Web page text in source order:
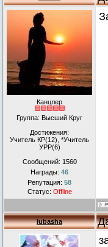
Канцлер
Группа: Высший Круг
Достижения:
Учитель КР(12), *Учитель
УРР(6)
Сообщений: 1560
Награды: 46
Репутация: 58
Статус: Offline
lubasha